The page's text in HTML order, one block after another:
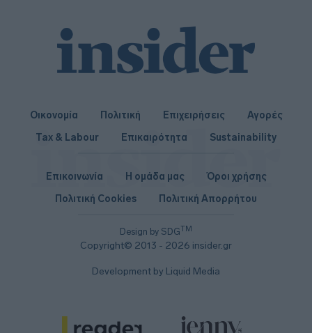
Οικονομία Πολιτική Επιχειρήσεις
Αγορές
Tax & Labour
Επικαιρότητα Sustainability
Design by SDGTM
Copyright© 2013 - 2026 insider.gr
Επικοινωνία Η ομάδα μας
Όροι χρήσης
Πολιτική Cookies
Πολιτική Απορρήτου
Development by Liquid Media